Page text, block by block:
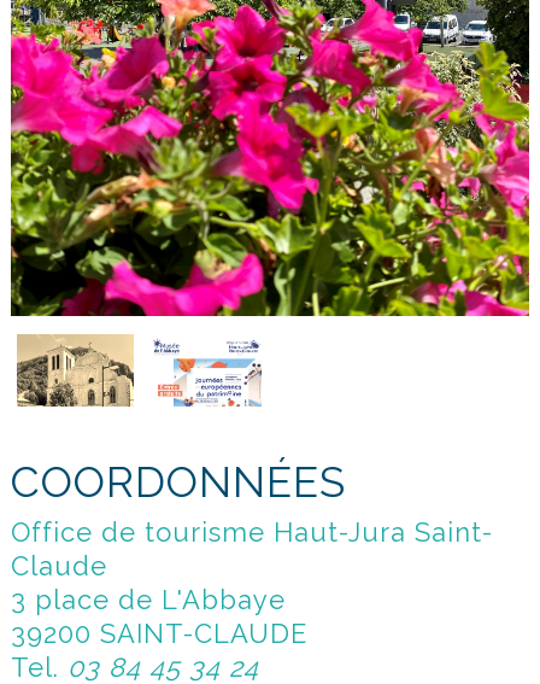
COORDONNÉES
Office de tourisme Haut-Jura Saint-
Claude
3 place de L'Abbaye
39200 SAINT-CLAUDE
Tel. 03 84 45 34 24